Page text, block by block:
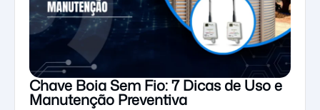
Chave Boia Sem Fio: 7 Dicas de Uso e
Manutenção Preventiva